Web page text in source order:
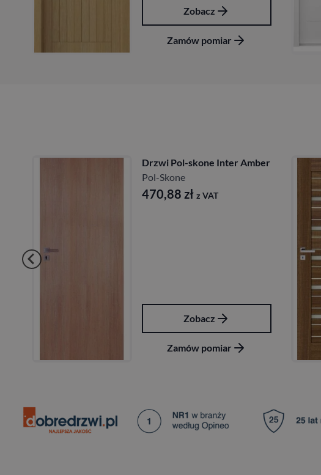
Zobacz
Zamów pomiar
Drzwi Pol-skone Inter Amber
Pol-Skone
470,88 zł z VAT
Zobacz
Zamów pomiar